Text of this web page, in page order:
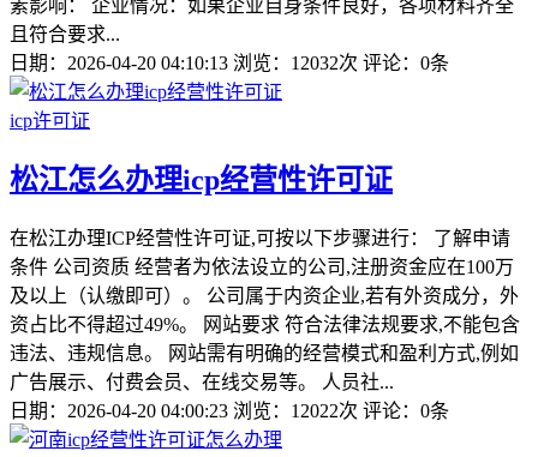
素影响： 企业情况：如果企业自身条件良好，各项材料齐全
且符合要求...
日期：2026-04-20 04:10:13 浏览：12032次 评论：0条
icp许可证
松江怎么办理icp经营性许可证
在松江办理ICP经营性许可证,可按以下步骤进行： 了解申请
条件 公司资质 经营者为依法设立的公司,注册资金应在100万
及以上（认缴即可）。 公司属于内资企业,若有外资成分，外
资占比不得超过49%。 网站要求 符合法律法规要求,不能包含
违法、违规信息。 网站需有明确的经营模式和盈利方式,例如
广告展示、付费会员、在线交易等。 人员社...
日期：2026-04-20 04:00:23 浏览：12022次 评论：0条